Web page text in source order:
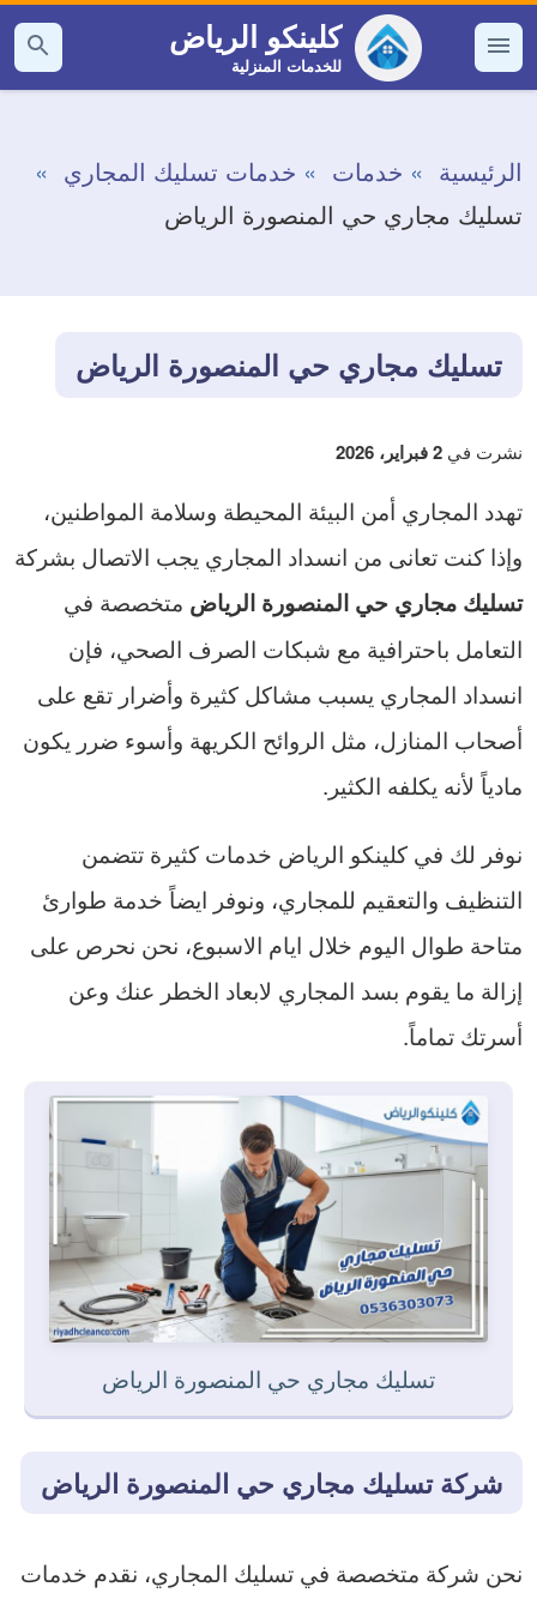
التجاوز
إلى القائمة
كلينكو الرياض
للخدمات المنزلية
بحث
عن
الرئيسية خدمات
خدمات تسليك المجاري
تسليك مجاري حي المنصورة الرياض
تسليك مجاري حي المنصورة الرياض
نشرت في 2 فبراير، 2026
تهدد المجاري أمن البيئة المحيطة وسلامة المواطنين،
وإذا كنت تعانى من انسداد المجاري يجب الاتصال بشركة
تسليك مجاري حي المنصورة الرياض متخصصة في
التعامل باحترافية مع شبكات الصرف الصحي، فإن
انسداد المجاري يسبب مشاكل كثيرة وأضرار تقع على
أصحاب المنازل، مثل الروائح الكريهة وأسوء ضرر يكون
مادياً لأنه يكلفه الكثير.
نوفر لك في كلينكو الرياض خدمات كثيرة تتضمن
التنظيف والتعقيم للمجاري، ونوفر ايضاً خدمة طوارئ
متاحة طوال اليوم خلال ايام الاسبوع، نحن نحرص على
إزالة ما يقوم بسد المجاري لابعاد الخطر عنك وعن
أسرتك تماماً.
تسليك مجاري حي المنصورة الرياض
شركة تسليك مجاري حي المنصورة الرياض
نحن شركة متخصصة في تسليك المجاري، نقدم خدمات